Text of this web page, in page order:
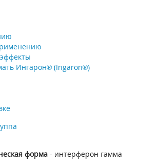
Ингарон® (Ingaron®)
форма - интерферон гамма